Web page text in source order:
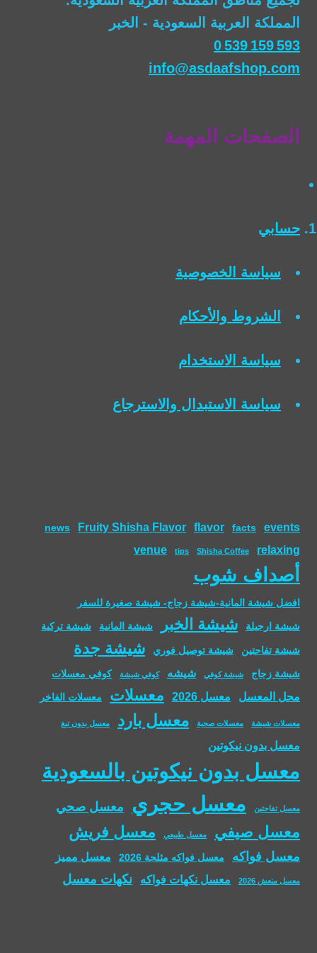
المملكة العربية السعودية - الخبر
0 539 159 593
info@asdaafshop.com
الصفحات المهمة
حسابي
سياسة الخصوصية
الشروط والأحكام
سياسة الاستخدام
سياسة الاستبدال والاسترجاع
events
facts
flavor
Fruity Shisha Flavor
news
relaxing
Shisha Coffee
tips
venue
أصداف شوب
افضل شيشة المانية-شيشة زجاج- شيشة صغيرة للسفر
شيشة ارجيلة شيشة الخبر شيشة المانية شيشة تركية
شيشة تفاحتين شيشة توصيل فوري شيشة جدة
شيشة زجاج شيشة كوفي شيشه كوفي شيشة كوفي معسلات
محل المعسل معسل 2026 معسلات معسلات الفاخر
معسلات شيشة معسلات صحية معسل بارد معسل بدون تبغ
معسل بدون نيكوتين
معسل بدون نيكوتين بالسعودية
معسل تفاحتين معسل حجري معسل صحي
معسل صيفي معسل طبيعي معسل فريش
معسل فواكه معسل فواكه مثلجة 2026 معسل مميز
معسل منعش 2026 معسل نكهات فواكه نكهات معسل